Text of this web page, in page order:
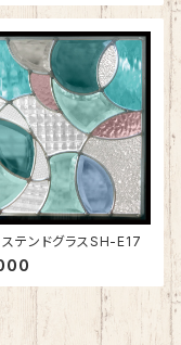
ステンドグラスSH-E17